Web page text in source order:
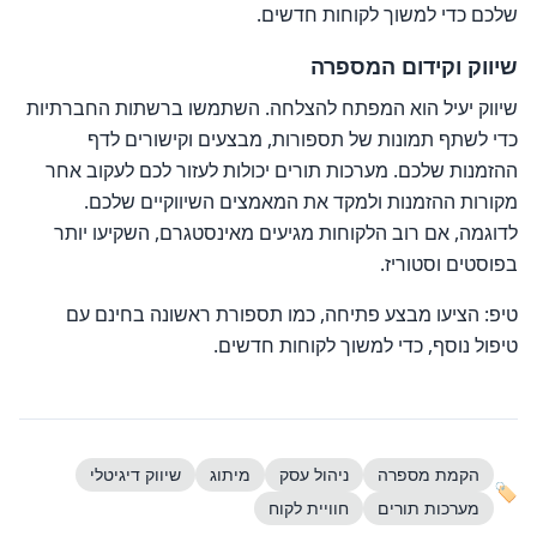
שלכם כדי למשוך לקוחות חדשים.
שיווק וקידום המספרה
שיווק יעיל הוא המפתח להצלחה. השתמשו ברשתות החברתיות
כדי לשתף תמונות של תספורות, מבצעים וקישורים לדף
ההזמנות שלכם. מערכות תורים יכולות לעזור לכם לעקוב אחר
מקורות ההזמנות ולמקד את המאמצים השיווקיים שלכם.
לדוגמה, אם רוב הלקוחות מגיעים מאינסטגרם, השקיעו יותר
בפוסטים וסטוריז.
טיפ: הציעו מבצע פתיחה, כמו תספורת ראשונה בחינם עם
טיפול נוסף, כדי למשוך לקוחות חדשים.
🏷
הקמת מספרה ניהול עסק מיתוג
שיווק דיגיטלי
מערכות תורים
חוויית לקוח